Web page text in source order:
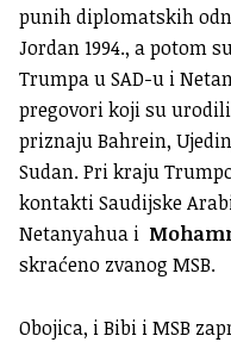
punih diplomatskih
Jordan 1994., a potom
Trumpa u SAD-u i
pregovori koji su
priznaju Bahrein,
Sudan. Pri kraju
kontakti Saudijske
Netanyahua i
skraćeno zvanog MSB.
Obojica, i Bibi i MSB